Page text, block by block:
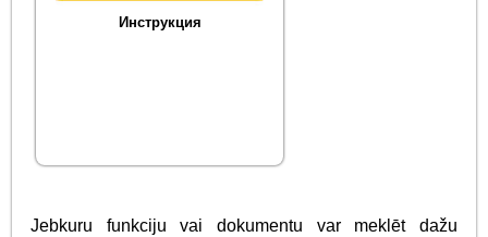
Инструкция
Jebkuru funkciju vai dokumentu var meklēt dažu